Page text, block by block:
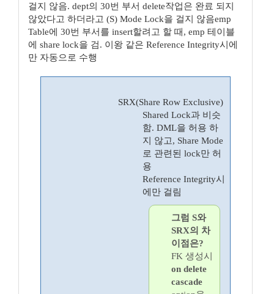
걸지 않음. dept의 30번 부서 delete작업은 완료 되지
않았다고 하더라고 (S) Mode Lock을 걸지 않음emp
Table에 30번 부서를 insert할려고 할 때, emp 테이블
에 share lock을 검. 이왕 같은 Reference Integrity시에
만 자동으로 수행
SRX(Share Row Exclusive)
Shared Lock과 비슷
함. DML을 허용 하
지 않고, Share Mode
로 관련된 lock만 허
용
Reference Integrity시
에만 걸림
그럼 S와
SRX의 차
이점은?
FK 생성시
on delete
cascade